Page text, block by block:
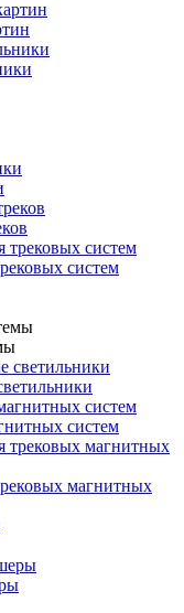
систем
систем
магнитных